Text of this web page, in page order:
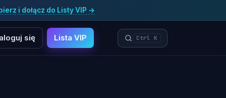
i dołącz do Listy VIP →
się Lista VIP Ctrl K